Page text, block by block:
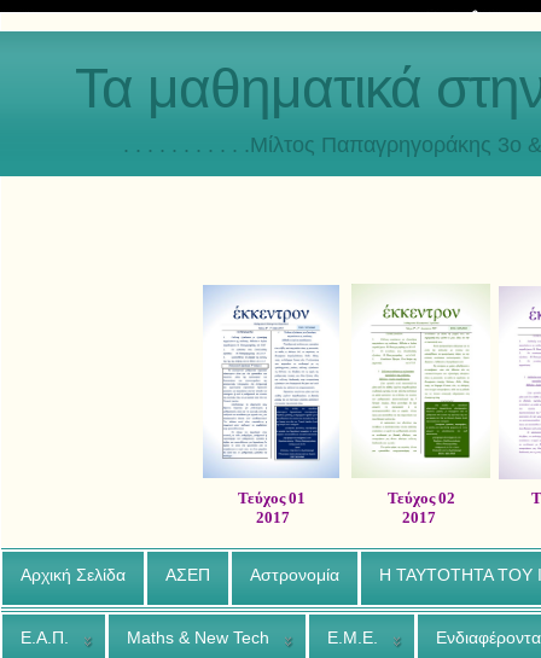
Τα μαθηματικά
. . . . . . . . . . .Μίλτος Παπαγρηγοράκης 3o
Τεύχος 01 Τεύχος 02
2017
2017
Αρχική Σελίδα ΑΣΕΠ Αστρονομία Η ΤΑΥΤΟΤΗΤΑ ΤΟΥ
Ε.Α.Π. Maths & New Tech Ε.Μ.Ε.